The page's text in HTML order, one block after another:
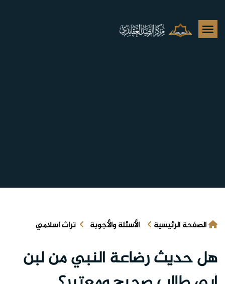
الصفحة الرئيسية الأسئلة والأجوبة تراث اسلامي
هل حديث رضاعة النبي من لبن